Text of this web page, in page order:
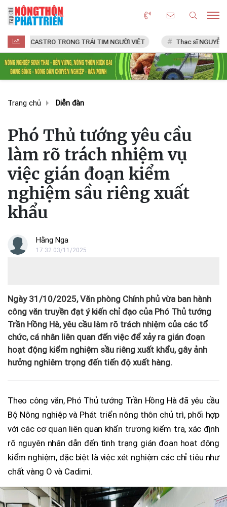
TRONG TRÁI TIM NGƯỜI VIỆT Thạc sĩ NGUYỄN VĂN CHÍ
Trang chủ Diễn đàn
Phó Thủ tướng yêu cầu
làm rõ trách nhiệm vụ
việc gián đoạn kiểm
nghiệm sầu riêng xuất
khẩu
Hằng Nga
17:32 03/11/2025
Ngày 31/10/2025, Văn phòng Chính phủ vừa ban hành
công văn truyền đạt ý kiến chỉ đạo của Phó Thủ tướng
Trần Hồng Hà, yêu cầu làm rõ trách nhiệm của các tổ
chức, cá nhân liên quan đến việc để xảy ra gián đoạn
hoạt động kiểm nghiệm sầu riêng xuất khẩu, gây ảnh
hưởng nghiêm trọng đến tiến độ xuất hàng.
Theo công văn, Phó Thủ tướng Trần Hồng Hà đã yêu cầu
Bộ Nông nghiệp và Phát triển nông thôn chủ trì, phối hợp
với các cơ quan liên quan khẩn trương kiểm tra, xác định
rõ nguyên nhân dẫn đến tình trạng gián đoạn hoạt động
kiểm nghiệm, đặc biệt là việc xét nghiệm các chỉ tiêu như
chất vàng O và Cadimi.